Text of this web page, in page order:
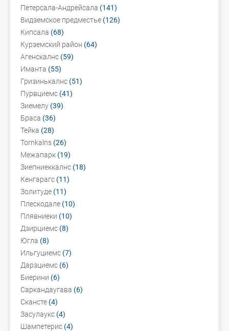
Петерсала-Андрейсала (141)
Видземское предместье (126)
Кипсала (68)
Курземский район (64)
Агенскалнс (59)
Иманта (55)
Гризинькалнс (51)
Пурвциемс (41)
Зиемелу (39)
Браса (36)
Тейка (28)
Tornkalns (26)
Межапарк (19)
Зиепниеккалнс (18)
Кенгарагс (11)
Золитуде (11)
Плескодале (10)
Плявниеки (10)
Дзирциемс (8)
Югла (8)
Ильгуциемс (7)
Дарзциемс (6)
Биерини (6)
Саркандаугава (6)
Скансте (4)
Засулаукс (4)
Шампетерис (4)